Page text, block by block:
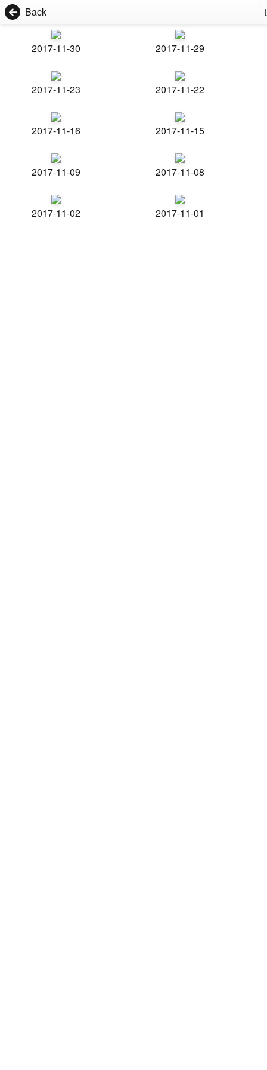
Back
2017-11-30 2017-11-29
2017-11-23 2017-11-22
2017-11-16 2017-11-15
2017-11-09 2017-11-08
2017-11-02 2017-11-01